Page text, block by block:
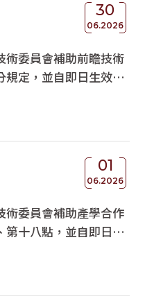
30
06.2026
術委員會補助前瞻技術
規定，並自即日生效，
01
06.2026
術委員會補助產學合作
第十八點，並自即日生